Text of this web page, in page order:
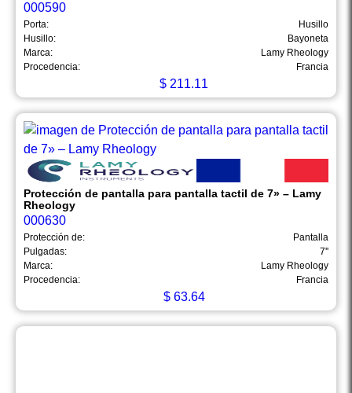
000590
Porta:
Husillo
Husillo:
Bayoneta
Marca:
Lamy Rheology
Procedencia:
Francia
$ 211.11
Protección de pantalla para pantalla tactil de 7» – Lamy
Rheology
000630
Protección de:
Pantalla
Pulgadas:
7''
Marca:
Lamy Rheology
Procedencia:
Francia
$63.64